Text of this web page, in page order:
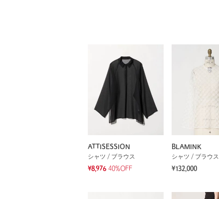
ATTISESSION
シャツ / ブラウス
¥8,976 40%OFF
BLAMINK
シャツ / ブラウス
¥132,000